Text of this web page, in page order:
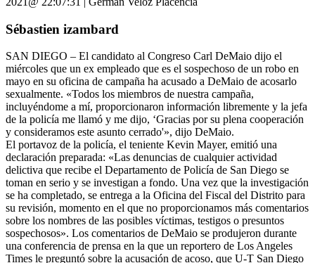
Sébastien izambard
SAN DIEGO – El candidato al Congreso Carl DeMaio dijo el
miércoles que un ex empleado que es el sospechoso de un robo en
mayo en su oficina de campaña ha acusado a DeMaio de acosarlo
sexualmente. «Todos los miembros de nuestra campaña,
incluyéndome a mí, proporcionaron información libremente y la jefa
de la policía me llamó y me dijo, ‘Gracias por su plena cooperación
y consideramos este asunto cerrado'», dijo DeMaio.
El portavoz de la policía, el teniente Kevin Mayer, emitió una
declaración preparada: «Las denuncias de cualquier actividad
delictiva que recibe el Departamento de Policía de San Diego se
toman en serio y se investigan a fondo. Una vez que la investigación
se ha completado, se entrega a la Oficina del Fiscal del Distrito para
su revisión, momento en el que no proporcionamos más comentarios
sobre los nombres de las posibles víctimas, testigos o presuntos
sospechosos». Los comentarios de DeMaio se produjeron durante
una conferencia de prensa en la que un reportero de Los Angeles
Times le preguntó sobre la acusación de acoso, que U-T San Diego